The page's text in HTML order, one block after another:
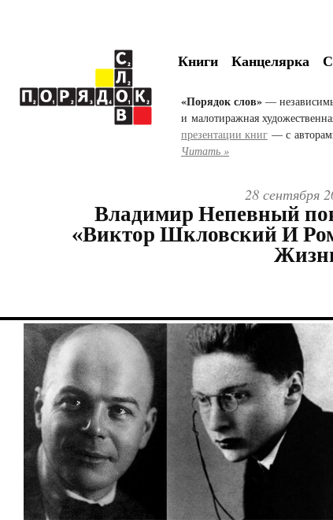
Книги Канцелярка
«Порядок слов» —
и малотиражная
презентации книг — с
Читать »
28 сентября
Владимир Непевный
«Виктор Шкловский И